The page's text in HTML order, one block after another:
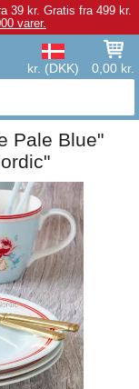
39 kr. Gratis fra 499 kr.
varer.
kr. (DKK) 0,00 kr.
Pale Blue"